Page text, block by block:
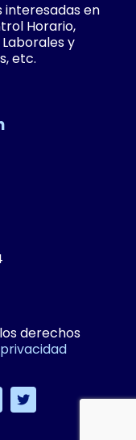
interesadas en
Horario,
y
etc.
derechos